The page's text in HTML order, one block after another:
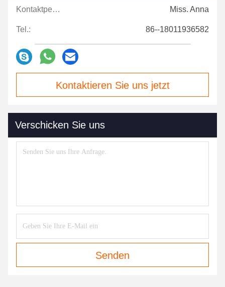
Kontaktpersonen: Miss. Anna
Tel.: 86--18011936582
Kontaktieren Sie uns jetzt
Verschicken Sie uns
Senden